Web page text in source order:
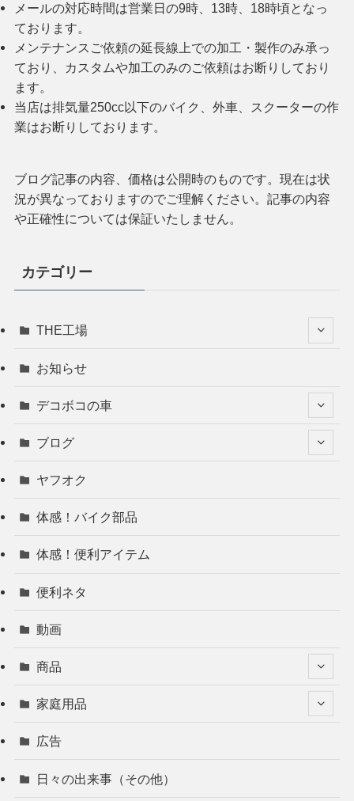
メールの対応時間は営業日の9時、13時、18時頃となっ
ております。
メンテナンスご依頼の延長線上での加工・製作のみ承っ
ており、カスタムや加工のみのご依頼はお断りしており
ます。
当店は排気量250cc以下のバイク、外車、スクーターの作
業はお断りしております。
ブログ記事の内容、価格は公開時のものです。現在は状
況が異なっておりますのでご理解ください。記事の内容
や正確性については保証いたしません。
カテゴリー
THE工場
お知らせ
デコボコの車
ブログ
ヤフオク
体感！バイク部品
体感！便利アイテム
便利ネタ
動画
商品
家庭用品
広告
日々の出来事（その他）